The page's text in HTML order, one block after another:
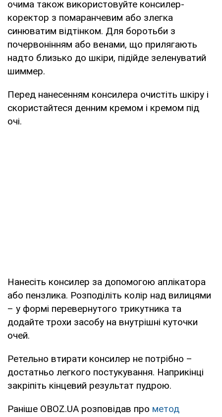
очима також використовуйте консилер-
коректор з помаранчевим або злегка
синюватим відтінком. Для боротьби з
почервонінням або венами, що прилягають
надто близько до шкіри, підійде зеленуватий
шиммер.
Перед нанесенням консилера очистіть шкіру і
скористайтеся денним кремом і кремом під
очі.
Нанесіть консилер за допомогою аплікатора
або пензлика. Розподіліть колір над вилицями
– у формі перевернутого трикутника та
додайте трохи засобу на внутрішні куточки
очей.
Ретельно втирати консилер не потрібно –
достатньо легкого постукування. Наприкінці
закріпіть кінцевий результат пудрою.
Раніше OBOZ.UA розповідав про метод